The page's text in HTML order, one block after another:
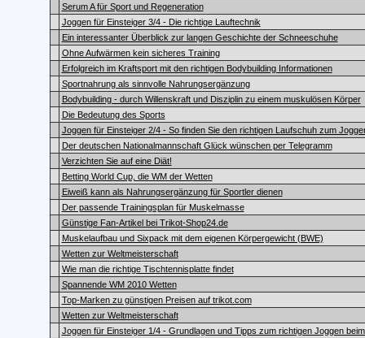
Serum A für Sport und Regeneration
Joggen für Einsteiger 3/4 - Die richtige Lauftechnik
Ein interessanter Überblick zur langen Geschichte der Schneeschuhe
Ohne Aufwärmen kein sicheres Training
Erfolgreich im Kraftsport mit den richtigen Bodybuilding Informationen
Sportnahrung als sinnvolle Nahrungsergänzung
Bodybuilding - durch Willenskraft und Disziplin zu einem muskulösen Körper
Die Bedeutung des Sports
Joggen für Einsteiger 2/4 - So finden Sie den richtigen Laufschuh zum
Der deutschen Nationalmannschaft Glück wünschen per Telegramm
Verzichten Sie auf eine Diät!
Betting World Cup, die WM der Wetten
Eiweiß kann als Nahrungsergänzung für Sportler dienen
Der passende Trainingsplan für Muskelmasse
Günstige Fan-Artikel bei Trikot-Shop24.de
Muskelaufbau und Sixpack mit dem eigenen Körpergewicht (BWE)
Wetten zur Weltmeisterschaft
Wie man die richtige Tischtennisplatte findet
Spannende WM 2010 Wetten
Top-Marken zu günstigen Preisen auf trikot.com
Wetten zur Weltmeisterschaft
Joggen für Einsteiger 1/4 - Grundlagen und Tipps zum richtigen Joggen